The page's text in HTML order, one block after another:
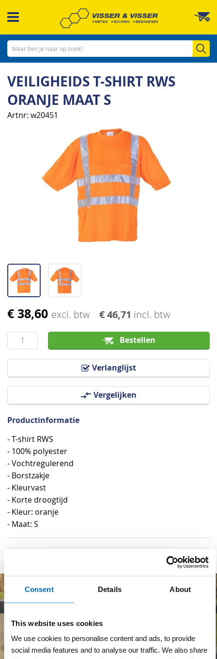
Consent Details About
This website uses cookies
We use cookies to personalise content and ads, to provide
social media features and to analyse our traffic. We also share
naar
inhoud
VEILIGHEIDS T-SHIRT RWS
ORANJE MAAT S
Artnr w20451
€ 38,60 excl. btw € 46,71 incl. btw
Bestellen
Verlanglijst
Vergelijken
Ga
het
begin
van
Productinformatie
- T-shirt RWS
- 100% polyester
- Vochtregulerend
- Borstzakje
- Kleurvast
- Korte droogtijd
- Kleur: oranje
- Maat: S